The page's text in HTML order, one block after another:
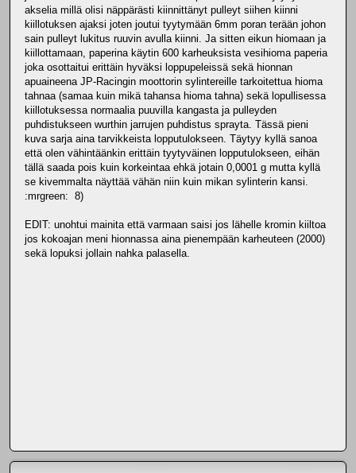
akselia millä olisi näppärästi kiinnittänyt pulleyt siihen kiinni
kiillotuksen ajaksi joten joutui tyytymään 6mm poran terään johon
sain pulleyt lukitus ruuvin avulla kiinni. Ja sitten eikun hiomaan ja
kiillottamaan, paperina käytin 600 karheuksista vesihioma paperia
joka osottaitui erittäin hyväksi loppupeleissä sekä hionnan
apuaineena JP-Racingin moottorin sylintereille tarkoitettua hioma
tahnaa (samaa kuin mikä tahansa hioma tahna) sekä lopullisessa
kiillotuksessa normaalia puuvilla kangasta ja pulleyden
puhdistukseen wurthin jarrujen puhdistus sprayta. Tässä pieni
kuva sarja aina tarvikkeista lopputulokseen. Täytyy kyllä sanoa
että olen vähintäänkin erittäin tyytyväinen lopputulokseen, eihän
tällä saada pois kuin korkeintaa ehkä jotain 0,0001 g mutta kyllä
se kivemmalta näyttää vähän niin kuin mikan sylinterin kansi.
:mrgreen: 8)
EDIT: unohtui mainita että varmaan saisi jos lähelle kromin kiiltoa
jos kokoajan meni hionnassa aina pienempään karheuteen (2000)
sekä lopuksi jollain nahka palasella.